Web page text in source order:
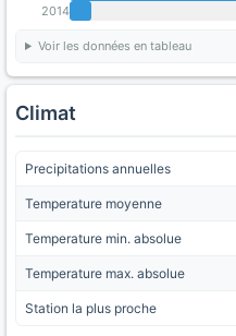
2014
Voir les données en tableau
Climat
Precipitations annuelles
Temperature moyenne
Temperature min. absolue
Temperature max. absolue
Station la plus proche